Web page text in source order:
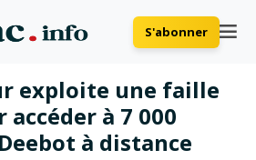
S'abonner
exploite une faille
accéder à 7 000
à distance